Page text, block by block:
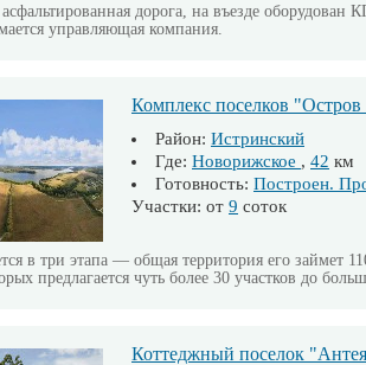
дорога, на въезде
управляющая компания.
Комплекс поселков
Район: Истринский
Где: Новорижское , 42 км
Готовность: Построен.
Участки: от 9 соток
в три этапа — общая территория его займет
предлагается чуть более 30 участков до
Коттеджный поселок